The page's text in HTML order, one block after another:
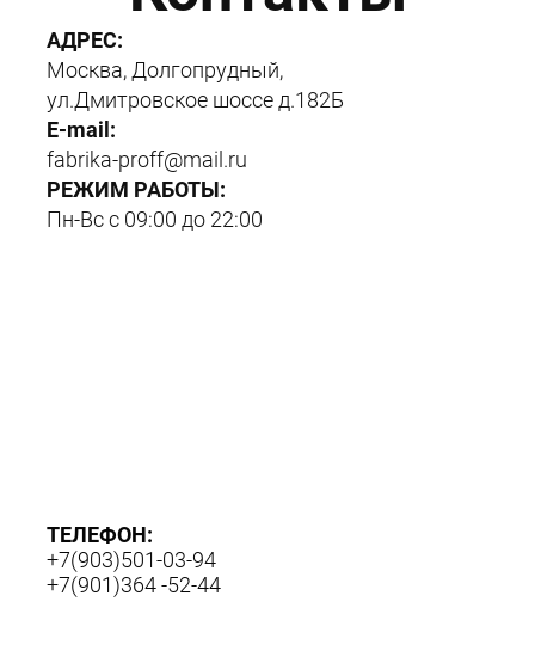
АДРЕС:
Москва, Долгопрудный,
ул.Дмитровское шоссе д.182Б
E-mail:
fabrika-proff@mail.ru
РЕЖИМ РАБОТЫ:
Пн-Вс с 09:00 до 22:00
ТЕЛЕФОН:
+7(903)501-03-94
+7(901)364 -52-44